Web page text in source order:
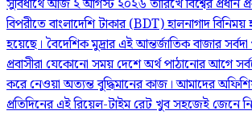
সুবিধার্থে আজ ২ আগস্ট ২০২৬ তারিখে বিশ্বের প্রধান
বিপরীতে বাংলাদেশি টাকার (BDT) হালনাগাদ বিনিময়
হয়েছে। বৈদেশিক মুদ্রার এই আন্তর্জাতিক বাজার
প্রবাসীরা যেকোনো সময় দেশে অর্থ পাঠানোর আগে
করে নেওয়া অত্যন্ত বুদ্ধিমানের কাজ। আমাদের
প্রতিদিনের এই রিয়েল-টাইম রেট খুব সহজেই জেনে